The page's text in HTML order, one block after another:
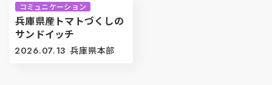
コミュニケーション
兵庫県産トマトづくしの
サンドイッチ
2026.07.13 兵庫県本部